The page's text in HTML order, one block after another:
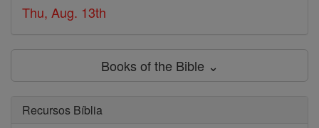
Thu, Aug. 13th
Books of the Bible ⌄
Recursos Bíblia